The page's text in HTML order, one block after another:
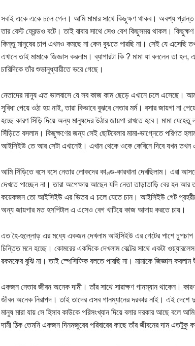
সবাই একে একে চলে গেল। আমি মামার সাথে কিছুক্ষণ থাকব। অবশ্য
তার বেস্ট ফ্রেন্ডও বটে। তাই বাবার সাথে সেও বেশ কিছুসময় থাকল।
কিন্তু মানুষের চাপ এখনও কমছে না কেন বুঝতে পারছি না। সেই যে
এখানে তাই মামাকে জিজ্ঞাস করলাম। ব্যাপারটা কি ? মামা যা বললেন তা
চারিদিকে তাঁর শুভানুধ্যায়ীতে ভরে গেছে।
নেতাদের মানুষ এত ভালবাসে যে সব কাজ কাম ছেড়ে এখানে চলে এসেছে।
সুবিধা পেয়ে ওঠা হয় নাই, তারা কিভাবে বুঝবে নেতার মর্ম। বসার জায়গা
হচ্ছে কারণ সিঁড়ি দিয়ে অন্য মানুষদের উঠার জায়গা রাখতে হবে। মামা
সিঁড়িতে বসলাম। কিছুক্ষণের জন্য সেই ছোটবেলার মামা-ভাগ্নেতে পরিণত
আইসিইউ তে আর সেটা এখানেই। এখান থেকে ওকে কেবিনে দিবে যখন তখন
আমি সিঁড়িতে বসে বসে নেতার লোকদের কাণ্ড-কারখানা দেখছিলাম। এরা
দেখতে পাচ্ছেন না। তারা অপেক্ষায় আছেন যদি নেতা তাড়াতাড়ি বের হন
কয়েকজন তো আইসিইউ এর ভিতর এ চলে যেতে চান। আইসিইউ গেট
অন্য জায়গার মত হসপিটাল এ এসেও বেগ খাটিয়ে কাজ আদায় করতে চায়।
এত হৈ-হুল্লোড় এর মধ্যে একজন দেখলাম আইসিইউ এর গেটের পাশে চুপচাপ
চিন্তিত মনে হচ্ছে। কোমরের একদিকে দেখলাম বেল্টের সাথে একটা
রকমফের বুঝি না। তাই স্পেসিফিক বলতে পারছি না। মামাকে জিজ্ঞাস
একজন নেতার জীবন অনেক দামী। তাঁর সাথে সারাক্ষণ গানম্যান থাকেন।
জীবন অনেক নিরাপদ। তাই তাদের এসব গানম্যানের দরকার নাই। এই
মানুষ মারা যায় সে হিসাব কাউকে পরিসংখ্যান দিয়ে বলার দরকার আছে বলে
দামী ঠিক তেমনি একজন দিনমজুরের পরিবারের কাছে তাঁর জীবনের দাম এতটুকু